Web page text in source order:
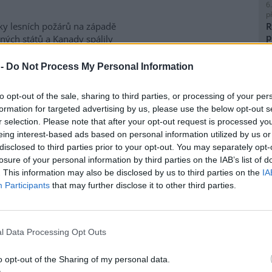
Do Not Process My Personal Information
opt-out of the sale, sharing to third parties, or processing of your
for targeted advertising by us, please use the below opt-out
selection. Please note that after your opt-out request is processed
interest-based ads based on personal information utilized by us
to third parties prior to your opt-out. You may separately
of your personal information by third parties on the IAB’s list of
This information may also be disclosed by us to third parties on the
Participants that may further disclose it to other third parties.
Data Processing Opt Outs
opt-out of the Sharing of my personal data.
lesních požárů na západě
států a Kanady spálily
státě Oregon o víkendu
čtverečních porostu,
tisíců lidí. V provincii
mezitím propukly nové
kterých udeřily v oblastech
premiéra Marka
k nejhorším v historii
sucho bude kvůli
změny zesílilo. Přestože